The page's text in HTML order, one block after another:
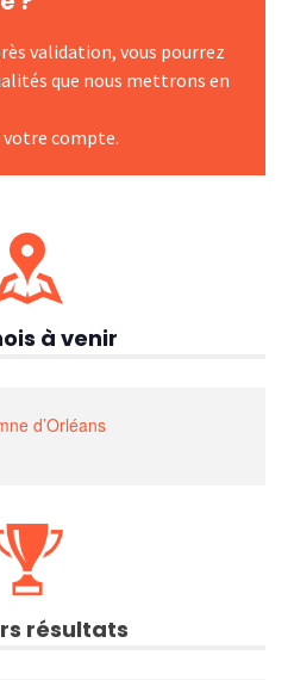
validation, vous pourrez
que nous mettrons en
votre compte.
à venir
d’Orléans
résultats